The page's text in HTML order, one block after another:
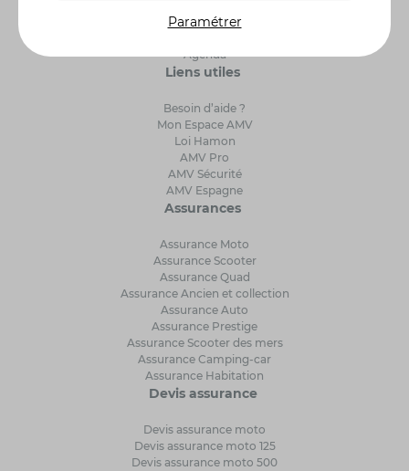
Presse
Agenda
Liens utiles
Besoin d’aide ?
Mon Espace AMV
Loi Hamon
AMV Pro
AMV Sécurité
AMV Espagne
Assurances
Assurance Moto
Assurance Scooter
Assurance Quad
Assurance Ancien et collection
Assurance Auto
Assurance Prestige
Assurance Scooter des mers
Assurance Camping-car
Assurance Habitation
Devis assurance
Devis assurance moto
Devis assurance moto 125
Devis assurance moto 500
Paramétrer